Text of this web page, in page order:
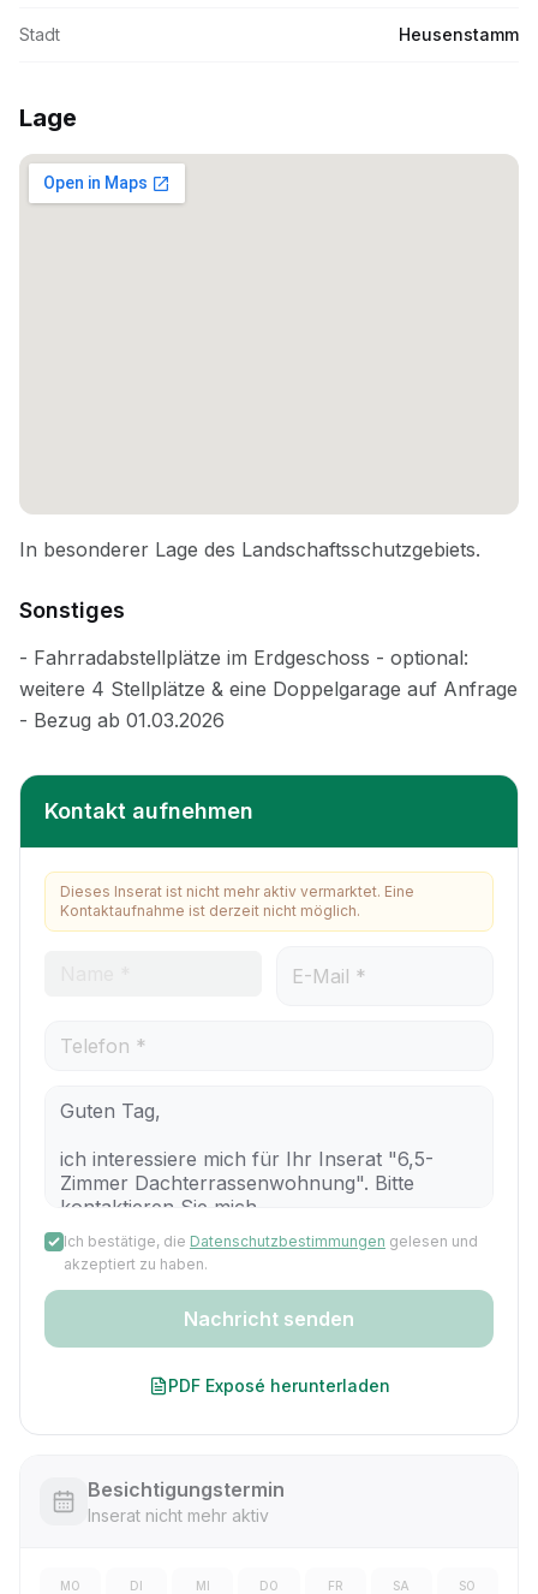
Stadt Heusenstamm
Lage
Sonstiges
Kontakt aufnehmen
Dieses Inserat ist nicht mehr aktiv vermarktet. Eine
Kontaktaufnahme ist derzeit nicht möglich.
Ich bestätige, die Datenschutzbestimmungen gelesen und
akzeptiert zu haben.
Nachricht senden
PDF Exposé herunterladen
Besichtigungstermin
Inserat nicht mehr aktiv
MO DI MI DO FR SA SO